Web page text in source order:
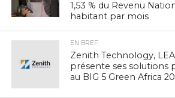
1,53 % du Revenu
habitant par mois
EN BREF
Zenith Technology,
présente ses solutions
au BIG 5 Green Africa